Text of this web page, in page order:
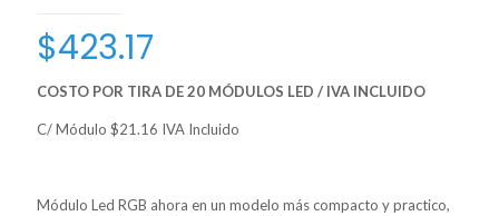
$423.17
COSTO POR TIRA DE 20 MÓDULOS LED / IVA INCLUIDO
C/ Módulo $21.16 IVA Incluido
Módulo Led RGB ahora en un modelo más compacto y practico,